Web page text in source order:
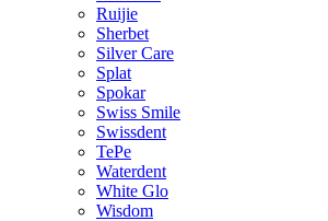
Ruijie
Sherbet
Silver Care
Splat
Spokar
Swiss Smile
Swissdent
TePe
Waterdent
White Glo
Wisdom